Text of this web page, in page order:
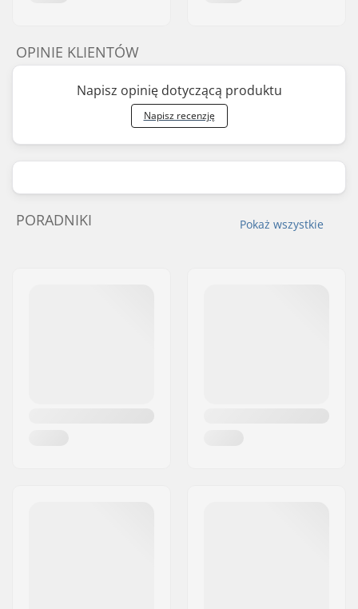
OPINIE KLIENTÓW
Napisz opinię dotyczącą produktu
Napisz recenzję
Pokaż wszystkie
PORADNIKI